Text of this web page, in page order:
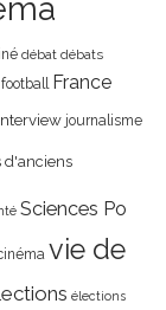
débat débats
football France
journalisme
d'anciens
Sciences Po
vie de
élections